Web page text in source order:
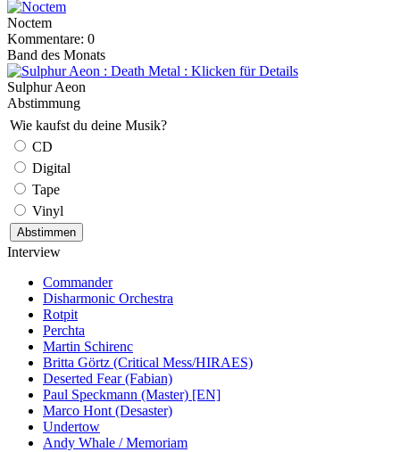
Noctem
Kommentare: 0
Band des Monats
Sulphur Aeon
Abstimmung
Wie kaufst du deine Musik?
CD
Digital
Tape
Vinyl
Interview
Commander
Disharmonic Orchestra
Rotpit
Perchta
Martin Schirenc
Britta Görtz (Critical Mess/HIRAES)
Deserted Fear (Fabian)
Paul Speckmann (Master) [EN]
Marco Hont (Desaster)
Undertow
Andy Whale / Memoriam